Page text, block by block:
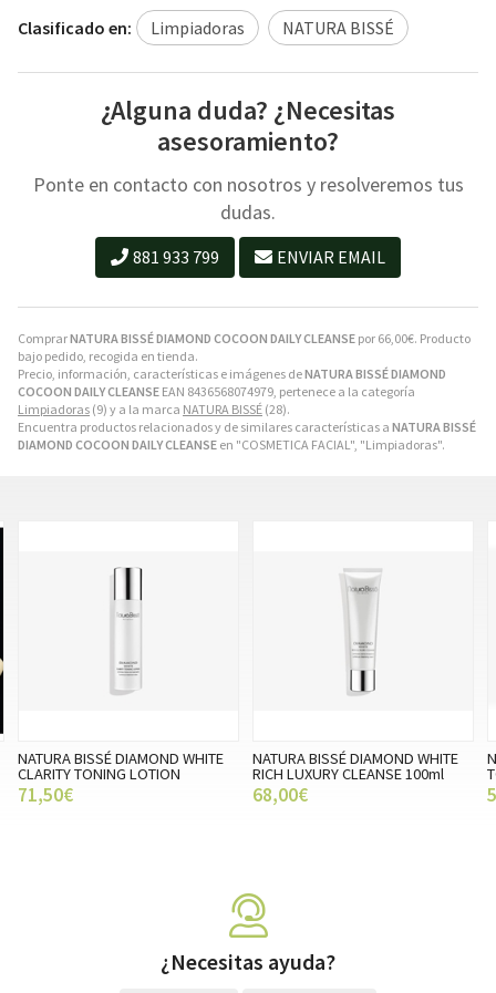
ComprarNATURA BISSÉ DIAMOND COCOON DAILY CLEANSE por 66,00€. Producto
bajo pedido, recogida en tienda.
Precio, información, características e imágenes deNATURA BISSÉ DIAMOND
COCOON DAILY CLEANSE EAN 8436568074979, pertenece a la categoría
Limpiadoras (9) y a la marca NATURA BISSÉ (28).
Encuentra productos relacionados y de similares características a NATURA BISSÉ
DIAMOND COCOON DAILY CLEANSE en "COSMETICA FACIAL", "Limpiadoras".
Clasificado en: Limpiadoras NATURA BISSÉ
¿Alguna duda? ¿Necesitas
asesoramiento?
Ponte en contacto con nosotros y resolveremos tus
dudas.
881 933 799 ENVIAR EMAIL
NATURA BISSÉ DIAMOND WHITE
CLARITY TONING LOTION
71,50€
NATURA BISSÉ DIAMOND WHITE
RICH LUXURY CLEANSE 100ml
68,00€
¿Necesitas ayuda?